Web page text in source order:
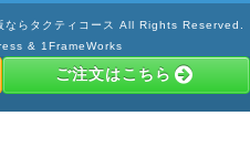
らタクティコース All Rights Reserved.
& 1FrameWorks
ご注文はこちら